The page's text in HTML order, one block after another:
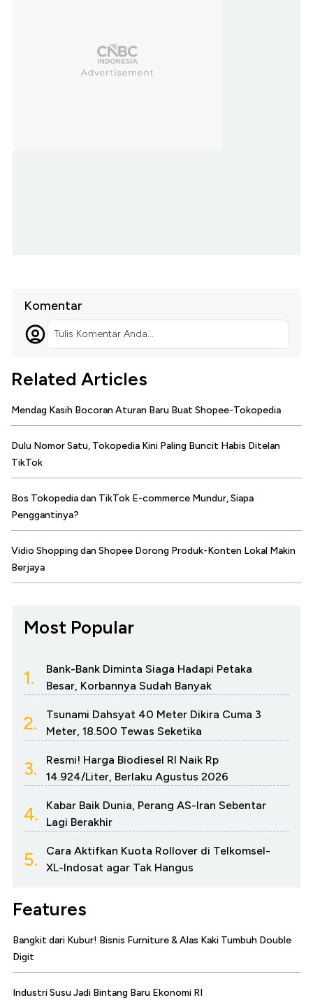
Komentar
Tulis Komentar Anda...
Related Articles
Mendag Kasih Bocoran Aturan Baru Buat Shopee-Tokopedia
Dulu Nomor Satu, Tokopedia Kini Paling Buncit Habis Ditelan
TikTok
Bos Tokopedia dan TikTok E-commerce Mundur, Siapa
Penggantinya?
Vidio Shopping dan Shopee Dorong Produk-Konten Lokal Makin
Berjaya
Most Popular
1.
Bank-Bank Diminta Siaga Hadapi Petaka
Besar, Korbannya Sudah Banyak
2.
Tsunami Dahsyat 40 Meter Dikira Cuma 3
Meter, 18.500 Tewas Seketika
3.
Resmi! Harga Biodiesel RI Naik Rp
14.924/Liter, Berlaku Agustus 2026
4.
Kabar Baik Dunia, Perang AS-Iran Sebentar
Lagi Berakhir
5.
Cara Aktifkan Kuota Rollover di Telkomsel-
XL-Indosat agar Tak Hangus
Features
Bangkit dari Kubur! Bisnis Furniture & Alas Kaki Tumbuh Double
Digit
Industri Susu Jadi Bintang Baru Ekonomi RI